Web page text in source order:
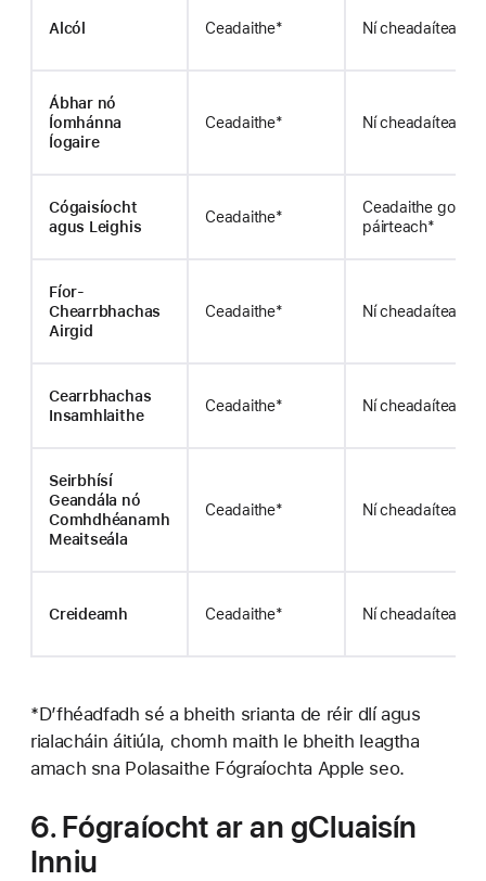
Alcól Ceadaithe* Ní cheadaítear
Ábhar nó
Íomhánna
Íogaire
Ceadaithe* Ní cheadaítear
Cógaisíocht
agus Leighis
Ceadaithe*
Ceadaithe go
páirteach*
Fíor-
Chearrbhachas
Airgid
Ceadaithe* Ní cheadaítear
Cearrbhachas
Insamhlaithe
Ceadaithe* Ní cheadaítear
Seirbhísí
Geandála nó
Comhdhéanamh
Meaitseála
Ceadaithe* Ní cheadaítear
Creideamh Ceadaithe* Ní cheadaítear
*D’fhéadfadh sé a bheith srianta de réir dlí agus
rialacháin áitiúla, chomh maith le bheith leagtha
amach sna Polasaithe Fógraíochta Apple seo.
6. Fógraíocht ar an gCluaisín
Inniu